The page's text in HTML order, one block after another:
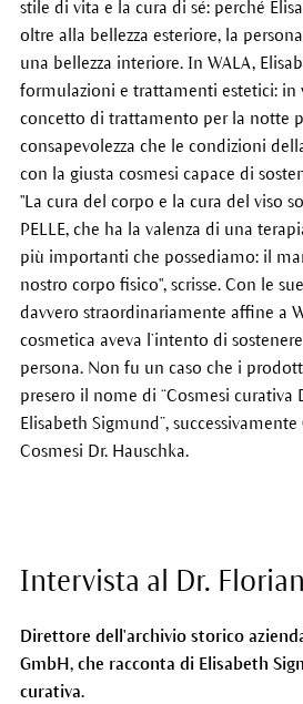
stile di vita e la cura di sé: perché
oltre alla bellezza esteriore, la
una bellezza interiore. In WALA,
formulazioni e trattamenti estetici: in
concetto di trattamento per la notte
consapevolezza che le condizioni
con la giusta cosmesi capace di
"La cura del corpo e la cura del viso
PELLE, che ha la valenza di una
più importanti che possediamo: il
nostro corpo fisico", scrisse. Con le
davvero straordinariamente affine a
cosmetica aveva l’intento di
persona. Non fu un caso che i
presero il nome di “Cosmesi curativa
Elisabeth Sigmund”,
Cosmesi Dr. Hauschka.
Intervista al Dr.
Direttore dell'archivio storico
GmbH, che racconta di Elisabeth
curativa.